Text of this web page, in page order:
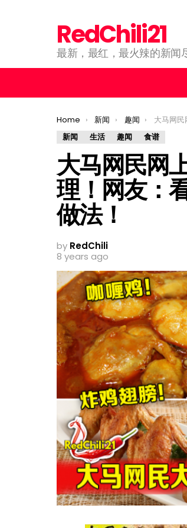
RedChili21
最新，最红，最火辣的新闻
You are here:
Home 新闻 趣闻
大马网民网上大肆
新闻
生活 趣闻 食谱
大马网民网
理！网友：
做法！
by RedChili
8 years ago